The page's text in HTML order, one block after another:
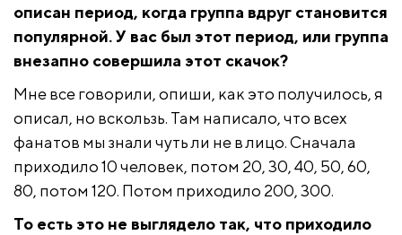
описан период, когда группа вдруг становится
популярной. У вас был этот период, или группа
внезапно совершила этот скачок?
Мне все говорили, опиши, как это получилось, я
описал, но вскользь. Там написало, что всех
фанатов мы знали чуть ли не в лицо. Сначала
приходило 10 человек, потом 20, 30, 40, 50, 60,
80, потом 120. Потом приходило 200, 300.
То есть это не выглядело так, что приходило